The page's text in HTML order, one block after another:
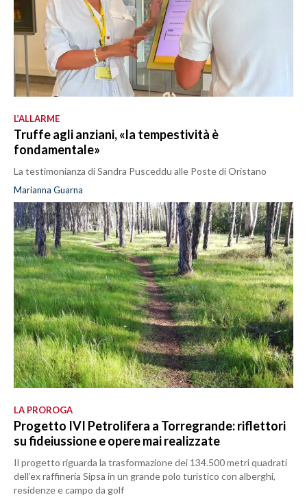
L’ALLARME
Truffe agli anziani, «la tempestività è
fondamentale»
La testimonianza di Sandra Pusceddu alle Poste di Oristano
Marianna Guarna
LA PROROGA
Progetto IVI Petrolifera a Torregrande: riflettori
su fideiussione e opere mai realizzate
Il progetto riguarda la trasformazione dei 134.500 metri quadrati
dell’ex raffineria Sipsa in un grande polo turistico con alberghi,
residenze e campo da golf